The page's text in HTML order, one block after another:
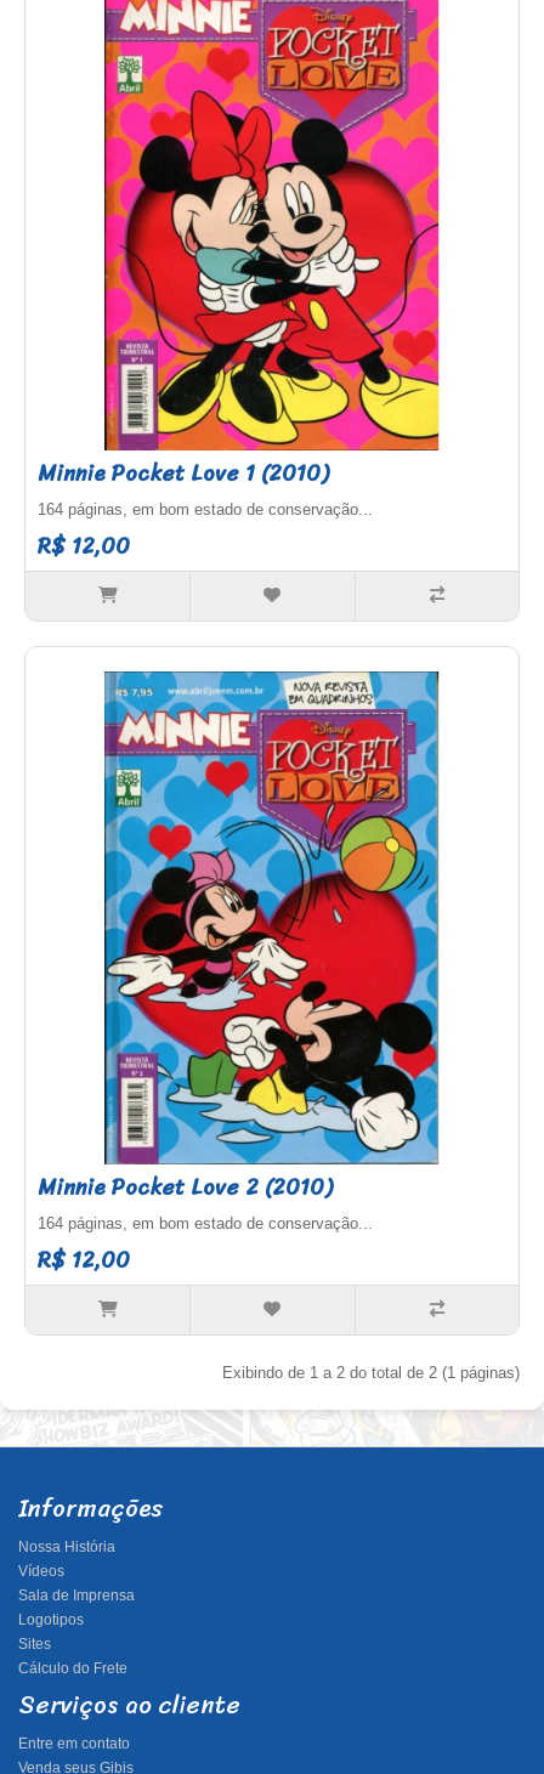
Minnie Pocket Love 1 (2010)
164 páginas, em bom estado de conservação...
R$ 12,00
Minnie Pocket Love 2 (2010)
164 páginas, em bom estado de conservação...
R$ 12,00
Exibindo de 1 a 2 do total de 2 (1 páginas)
Informações
Nossa História
Vídeos
Sala de Imprensa
Logotipos
Sites
Cálculo do Frete
Serviços ao cliente
Entre em contato
Venda seus Gibis